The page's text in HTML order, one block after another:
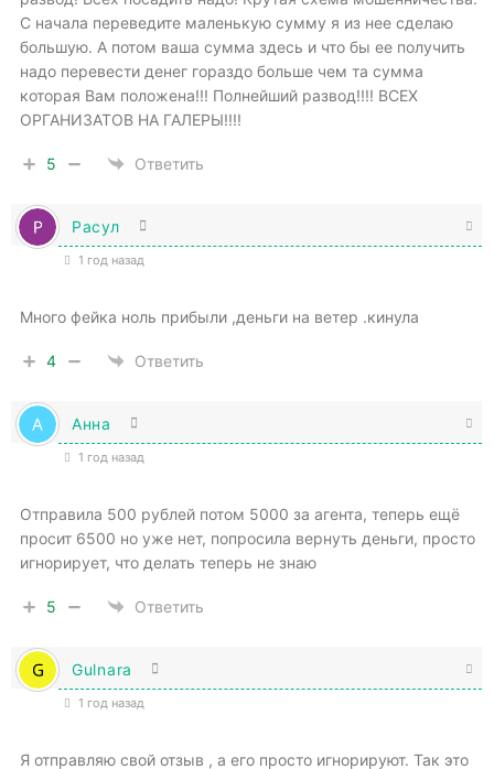
С начала переведите маленькую сумму я из нее сделаю
большую. А потом ваша сумма здесь и что бы ее получить
надо перевести денег гораздо больше чем та сумма
которая Вам положена!!! Полнейший развод!!!! ВСЕХ
ОРГАНИЗАТОВ НА ГАЛЕРЫ!!!!
5 Ответить
Расул
1 год назад
Много фейка ноль прибыли ,деньги на ветер .кинула
4 Ответить
Анна
1 год назад
Отправила 500 рублей потом 5000 за агента, теперь ещё
просит 6500 но уже нет, попросила вернуть деньги, просто
игнорирует, что делать теперь не знаю
5 Ответить
Gulnara
1 год назад
Я отправляю свой отзыв , а его просто игнорируют. Так это